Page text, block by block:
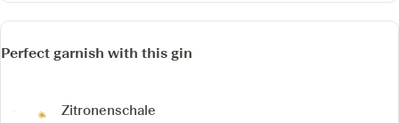
Perfect garnish with this gin
Zitronenschale